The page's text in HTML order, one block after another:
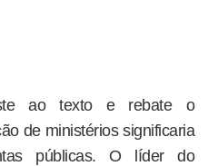
ao texto e rebate o
de ministérios significaria
públicas. O líder do